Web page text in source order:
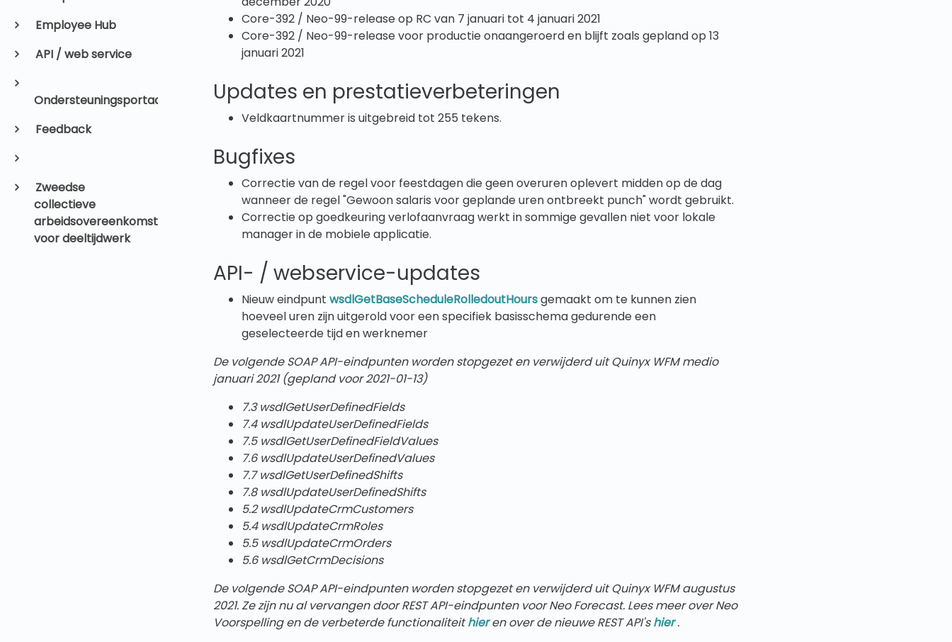
Employee Hub
API / web service
Ondersteuningsportaal
Feedback
Zweedse
collectieve
arbeidsovereenkomst
voor deeltijdwerk
Core-392 / Neo-99-release op RC van 7 januari tot 4 januari 2021
Core-392 / Neo-99-release voor productie onaangeroerd en blijft zoals gepland op 13
januari 2021
Updates en prestatieverbeteringen
Veldkaartnummer is uitgebreid tot 255 tekens.
Bugfixes
Correctie van de regel voor feestdagen die geen overuren oplevert midden op de dag
wanneer de regel "Gewoon salaris voor geplande uren ontbreekt punch" wordt gebruikt.
Correctie op goedkeuring verlofaanvraag werkt in sommige gevallen niet voor lokale
manager in de mobiele applicatie.
API- / webservice-updates
Nieuw eindpunt wsdlGetBaseScheduleRolledoutHoursgemaakt om te kunnen zien
hoeveel uren zijn uitgerold voor een specifiek basisschema gedurende een
geselecteerde tijd en werknemer
De volgende SOAP API-eindpunten worden stopgezet en verwijderd uit Quinyx WFM medio
januari 2021 (gepland voor 2021-01-13)
7.3 wsdlGetUserDefinedFields
7.4 wsdlUpdateUserDefinedFields
7.5 wsdlGetUserDefinedFieldValues
7.6 wsdlUpdateUserDefinedValues
7.7 wsdlGetUserDefinedShifts
7.8 wsdlUpdateUserDefinedShifts
5.2 wsdlUpdateCrmCustomers
5.4 wsdlUpdateCrmRoles
5.5 wsdlUpdateCrmOrders
5.6 wsdlGetCrmDecisions
De volgende SOAP API-eindpunten worden stopgezet en verwijderd uit Quinyx WFM augustus
2021.Ze zijn nu al vervangen door REST API-eindpunten voor Neo Forecast. Lees meer over Neo
Voorspelling en de verbeterde functionaliteit hier en over de nieuwe REST API's hier .